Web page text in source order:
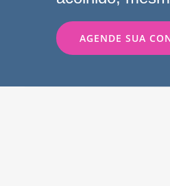
AGENDE SUA